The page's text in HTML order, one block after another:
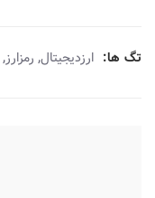
تگ ها: ارزدیجیتال, رمزارز,